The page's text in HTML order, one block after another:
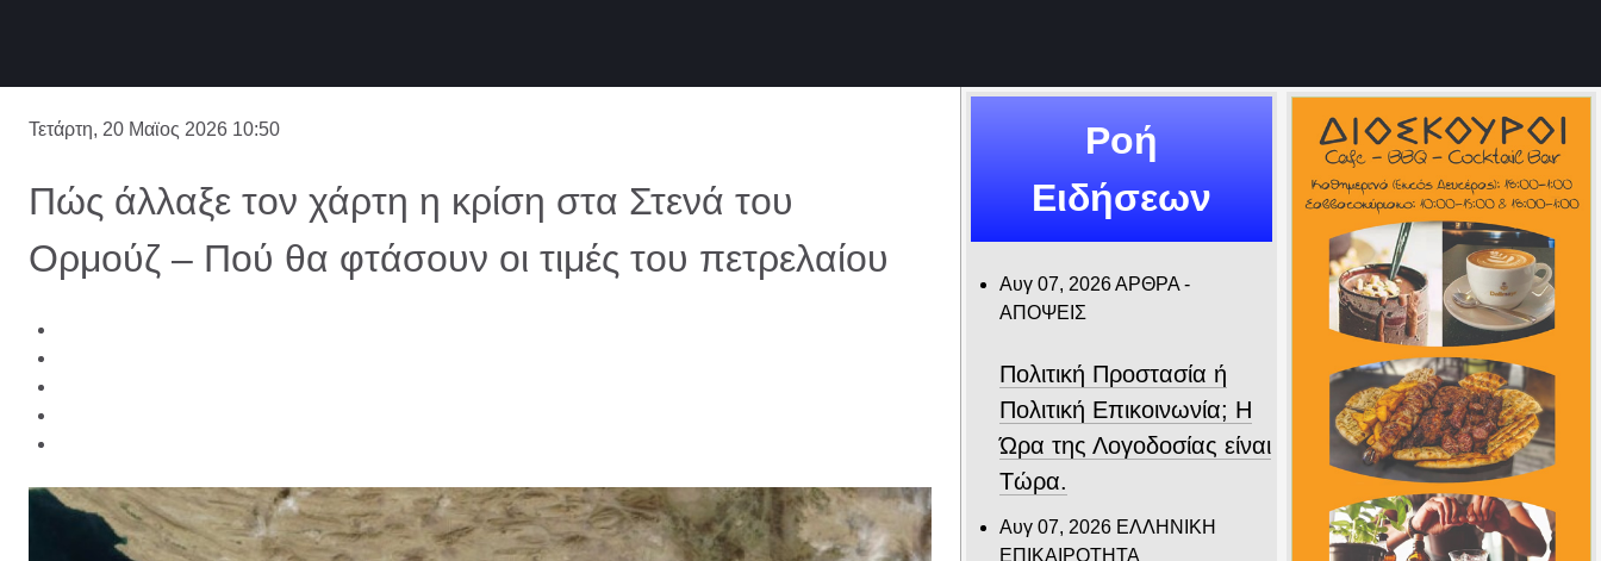
Τετάρτη, 20 Μαϊος 2026 10:50
Πώς άλλαξε τον χάρτη η κρίση στα Στενά του
Ορμούζ – Πού θα φτάσουν οι τιμές του πετρελαίου
Ροή
Ειδήσεων
Αυγ 07, 2026ΑΡΘΡΑ -
ΑΠΟΨΕΙΣ
Πολιτική Προστασία ή
Πολιτική Επικοινωνία; Η
Ώρα της Λογοδοσίας είναι
Τώρα.
Αυγ 07, 2026 ΕΛΛΗΝΙΚΗ
ΕΠΙΚΑΙΡΟΤΗΤΑ